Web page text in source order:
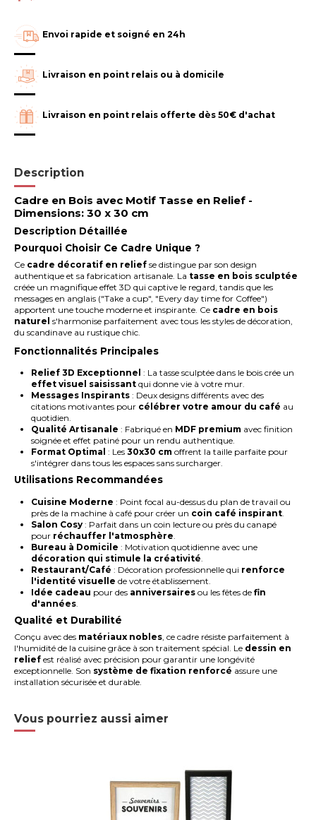
Envoi rapide et soigné en 24h
Livraison en point relais ou à domicile
Livraison en point relais offerte dès 50€ d'achat
Description
Cadre en Bois avec Motif Tasse en Relief -
Dimensions: 30 x 30 cm
Description Détaillée
Pourquoi Choisir Ce Cadre Unique ?
Ce cadre décoratif en relief se distingue par son design
authentique et sa fabrication artisanale. La tasse en bois sculptée
créée un magnifique effet 3D qui captive le regard, tandis que les
messages en anglais ("Take a cup", "Every day time for Coffee")
apportent une touche moderne et inspirante. Ce cadre en bois
naturel s'harmonise parfaitement avec tous les styles de décoration,
du scandinave au rustique chic.
Fonctionnalités Principales
Relief 3D Exceptionnel : La tasse sculptée dans le bois crée un
effet visuel saisissant qui donne vie à votre mur.
Messages Inspirants : Deux designs différents avec des
citations motivantes pour célébrer votre amour du café au
quotidien.
Qualité Artisanale : Fabriqué en MDF premium avec finition
soignée et effet patiné pour un rendu authentique.
Format Optimal : Les30x30 cm offrent la taille parfaite pour
s'intégrer dans tous les espaces sans surcharger.
Utilisations Recommandées
Cuisine Moderne : Point focal au-dessus du plan de travail ou
près de la machine à café pour créer un coin café inspirant
Salon Cosy : Parfait dans un coin lecture ou près du canapé
pour réchauffer l'atmosphère
Bureau à Domicile : Motivation quotidienne avec une
décoration qui stimule la créativité
Restaurant/Café : Décoration professionnelle qui renforce
l'identité visuelle de votre établissement.
Idée cadeau pour des anniversaires ou les fêtes defin
d'années
Qualité et Durabilité
Conçu avec des matériaux nobles , ce cadre résiste parfaitement à
l'humidité de la cuisine grâce à son traitement spécial. Le dessin en
relief est réalisé avec précision pour garantir une longévité
exceptionnelle. Son système de fixation renforcé assure une
installation sécurisée et durable.
Vous pourriez aussi aimer